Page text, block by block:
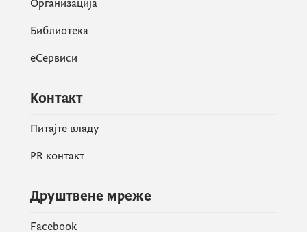
Организација
Библиотека
еСервиси
Контакт
Питајте владу
PR контакт
Друштвене мреже
Facebook